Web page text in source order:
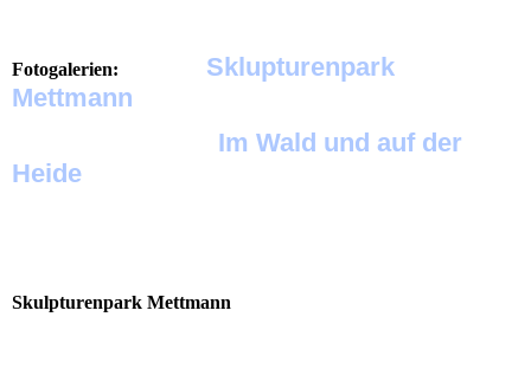
Fotogalerien:
Sklupturenpark
Mettmann
Im Wald und auf der
Heide
Skulpturenpark Mettmann